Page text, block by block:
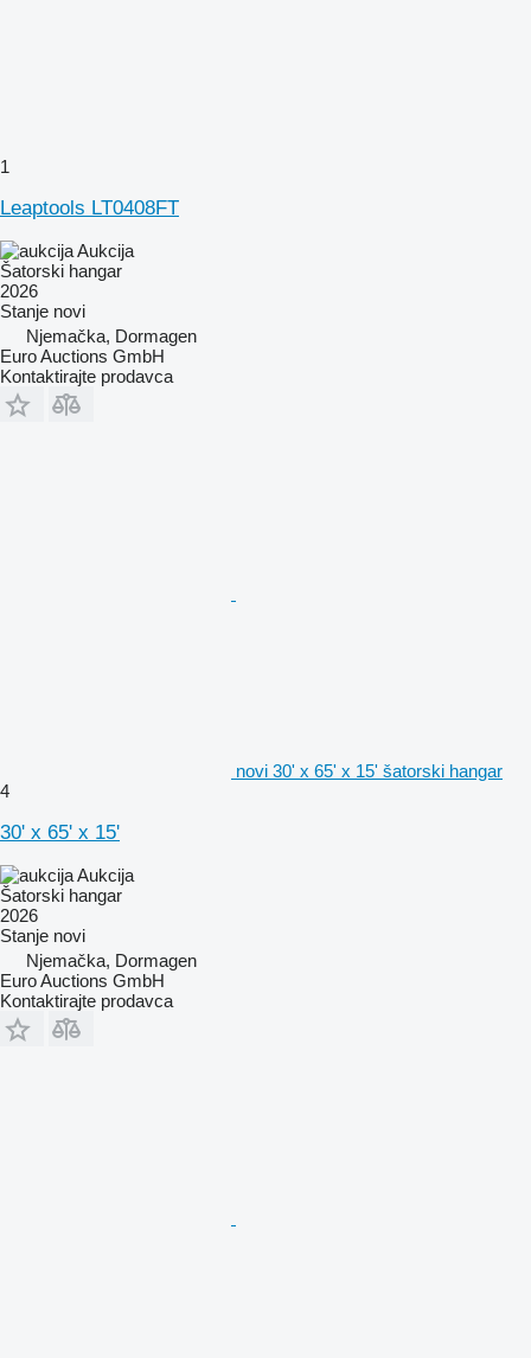
1
Leaptools LT0408FT
Aukcija
Šatorski hangar
2026
Stanje novi
Njemačka, Dormagen
Euro Auctions GmbH
Kontaktirajte prodavca
novi 30' x 65' x 15' šatorski hangar
4
30' x 65' x 15'
Aukcija
Šatorski hangar
2026
Stanje novi
Njemačka, Dormagen
Euro Auctions GmbH
Kontaktirajte prodavca